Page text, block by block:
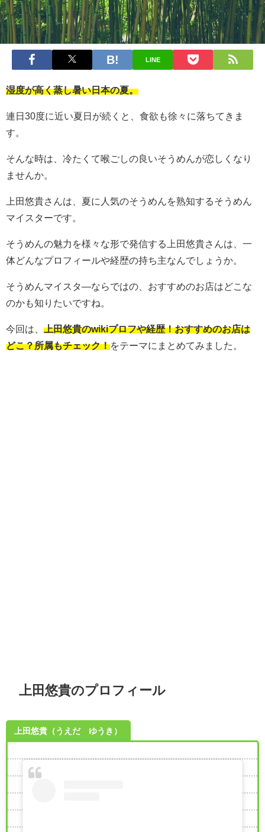
LINE
湿度が高く蒸し暑い日本の夏。
連日30度に近い夏日が続くと、食欲も徐々に落ちてきま
す。
そんな時は、冷たくて喉ごしの良いそうめんが恋しくなり
ませんか。
上田悠貴さんは、夏に人気のそうめんを熟知するそうめん
マイスターです。
そうめんの魅力を様々な形で発信する上田悠貴さんは、一
体どんなプロフィールや経歴の持ち主なんでしょうか。
そうめんマイスタ―ならではの、おすすめのお店はどこな
のかも知りたいですね。
今回は、 上田悠貴のwikiプロフや経歴！おすすめのお店は
どこ？所属もチェック！をテーマにまとめてみました。
上田悠貴のプロフィール
上田悠貴（うえだ ゆうき）